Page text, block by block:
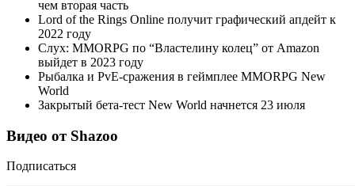
чем вторая часть
Lord of the Rings Online получит графический апдейт к
2022 году
Слух: MMORPG по “Властелину колец” от Amazon
выйдет в 2023 году
Рыбалка и PvE-сражения в геймплее MMORPG New
World
Закрытый бета-тест New World начнется 23 июля
Видео от Shazoo
Подписаться